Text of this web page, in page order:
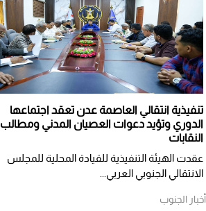
تنفيذية انتقالي العاصمة عدن تعقد اجتماعها
الدوري وتؤيد دعوات العصيان المدني ومطالب
النقابات
​عقدت الهيئة التنفيذية للقيادة المحلية للمجلس
الانتقالي الجنوبي العربي...
أخبار الجنوب